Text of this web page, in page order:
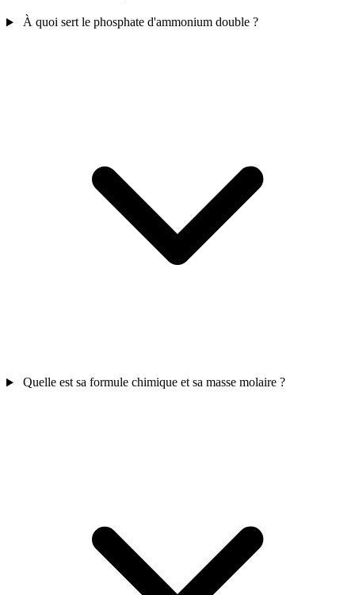
À quoi sert le phosphate d'ammonium double ?
Quelle est sa formule chimique et sa masse molaire ?